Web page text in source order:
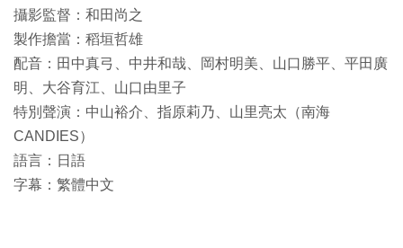
攝影監督：和田尚之
製作擔當：稻垣哲雄
配音：田中真弓、中井和哉、岡村明美、山口勝平、平田廣
明、大谷育江、山口由里子
特別聲演：中山裕介、指原莉乃、山里亮太（南海
CANDIES）
語言：日語
字幕：繁體中文